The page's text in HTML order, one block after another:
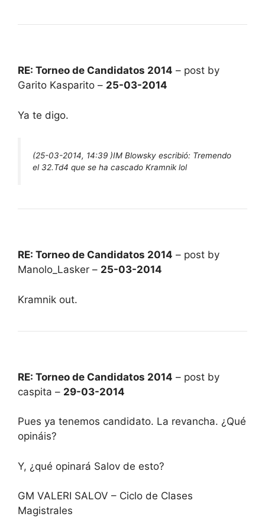
RE: Torneo de Candidatos 2014 – post by
Garito Kasparito – 25-03-2014
Ya te digo.
(25-03-2014, 14:39 )IM Blowsky escribió: Tremendo
el 32.Td4 que se ha cascado Kramnik lol
RE: Torneo de Candidatos 2014 – post by
Manolo_Lasker – 25-03-2014
Kramnik out.
RE: Torneo de Candidatos 2014 – post by
caspita – 29-03-2014
Pues ya tenemos candidato. La revancha. ¿Qué
opináis?
Y, ¿qué opinará Salov de esto?
GM VALERI SALOV – Ciclo de Clases
Magistrales